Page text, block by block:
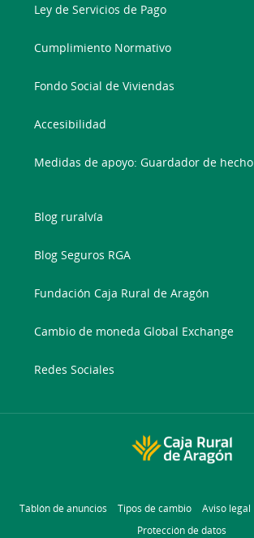
Ley de Servicios de Pago
Cumplimiento Normativo
Fondo Social de Viviendas
Accesibilidad
Medidas de apoyo: Guardador de hecho
Blog ruralvía
Blog Seguros RGA
Fundación Caja Rural de Aragón
Cambio de moneda Global Exchange
Redes Sociales
Tablón de anuncios Tipos de cambio Aviso legal
Protección de datos